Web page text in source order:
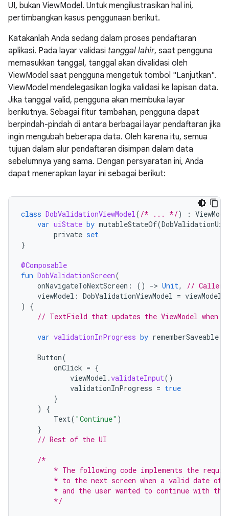
UI, bukan ViewModel. Untuk mengilustrasikan hal ini,
pertimbangkan kasus penggunaan berikut.
Katakanlah Anda sedang dalam proses pendaftaran
aplikasi. Pada layar validasi tanggal lahir, saat pengguna
memasukkan tanggal, tanggal akan divalidasi oleh
ViewModel saat pengguna mengetuk tombol "Lanjutkan".
ViewModel mendelegasikan logika validasi ke lapisan data.
Jika tanggal valid, pengguna akan membuka layar
berikutnya. Sebagai fitur tambahan, pengguna dapat
berpindah-pindah di antara berbagai layar pendaftaran jika
ingin mengubah beberapa data. Oleh karena itu, semua
tujuan dalam alur pendaftaran disimpan dalam data
sebelumnya yang sama. Dengan persyaratan ini, Anda
dapat menerapkan layar ini sebagai berikut:
class DobValidationViewModel( /* ... */) :
var uiState by mutableStateOf(
private set
}
@Composable
fun DobValidationScreen(
onNavigateToNextScreen : () -> Unit,
// Caller
viewModel : DobValidationViewModel = viewModel
)
{
// TextField that updates the ViewModel
var validationInProgress by rememberSaveable
Button(
onClick = {
viewModel .validateInput()
validationInProgress = true
}
)
{
Text( "Continue" )
}
// Rest of the UI
/*
* The following code implements the
* to the next screen when a valid date of
* and the user wanted to continue with
        */